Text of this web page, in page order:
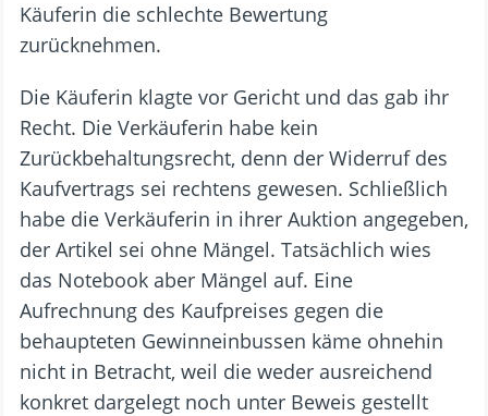
Käuferin die schlechte Bewertung
zurücknehmen.
Die Käuferin klagte vor Gericht und das gab ihr
Recht. Die Verkäuferin habe kein
Zurückbehaltungsrecht, denn der Widerruf des
Kaufvertrags sei rechtens gewesen. Schließlich
habe die Verkäuferin in ihrer Auktion angegeben,
der Artikel sei ohne Mängel. Tatsächlich wies
das Notebook aber Mängel auf. Eine
Aufrechnung des Kaufpreises gegen die
behaupteten Gewinneinbussen käme ohnehin
nicht in Betracht, weil die weder ausreichend
konkret dargelegt noch unter Beweis gestellt